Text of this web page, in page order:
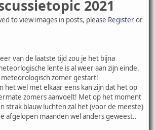
2021
to view images in posts, please Registeror
van de laatste tijd zou je het bijna
lente is al weer aan zijn einde.
meteorologisch zomer gestart!
het wel met elkaar eens kan zijn dat het op
zomers aanvoelt! Met op het moment
strak blauw luchten zal het (voor de meeste)
afgelopen maanden wel anders geweest..